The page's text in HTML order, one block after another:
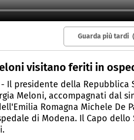
Guarda più tardi
visitano feriti in
- Il presidente della Repubblica
Meloni, accompagnati dal
Romagna Michele De
di Modena. Il Capo dello